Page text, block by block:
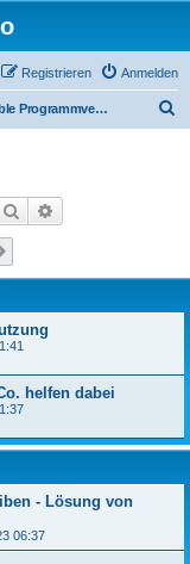
Anmelden
Registrieren
Portable Programmversionen
Suche
helfen dabei
- Lösung von
06:37